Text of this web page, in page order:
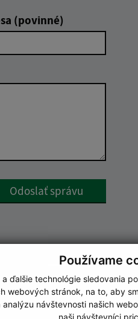
Používame
ďalšie technológie sledovania
webových stránok, na to, aby
analýzu návštevnosti našich
(povinné)
Odoslať správu